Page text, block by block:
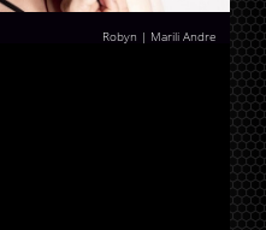
Robyn | Marili Andre